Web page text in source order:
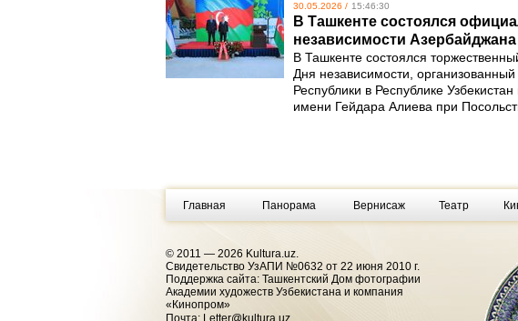
30.05.2026 / 15:46:30
В Ташкенте состоялся
независимости Азербайджана
В Ташкенте состоялся
Дня независимости,
Республики в Республике
имени Гейдара Алиева при
Главная Панорама Вернисаж Театр
© 2011 — 2026 Kultura.uz.
Cвидетельство УзАПИ №0632 от 22 июня 2010 г.
Поддержка сайта: Ташкентский Дом фотографии
Академии художеств Узбекистана и компания
«Кинопром»
Почта:
Letter@kultura.uz